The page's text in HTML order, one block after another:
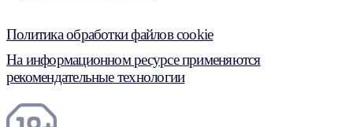
Политика обработки файлов cookie
На информационном ресурсе применяются
рекомендательные технологии